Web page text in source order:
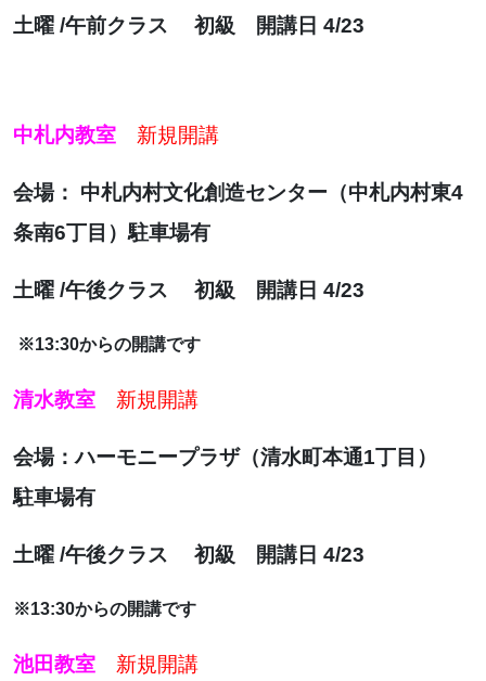
土曜 /午前クラス 初級 開講日 4/23
中札内教室 新規開講
会場： 中札内村文化創造センター（中札内村東4
条南6丁目）駐車場有
土曜 /午後クラス 初級 開講日 4/23
※13:30からの開講です
清水教室 新規開講
会場：ハーモニープラザ（清水町本通1丁目）
駐車場有
土曜 /午後クラス 初級 開講日 4/23
※13:30からの開講です
池田教室 新規開講